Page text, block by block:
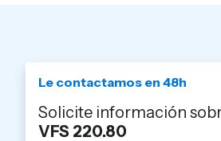
Le contactamos en 48h
Solicite información
VFS 220.80